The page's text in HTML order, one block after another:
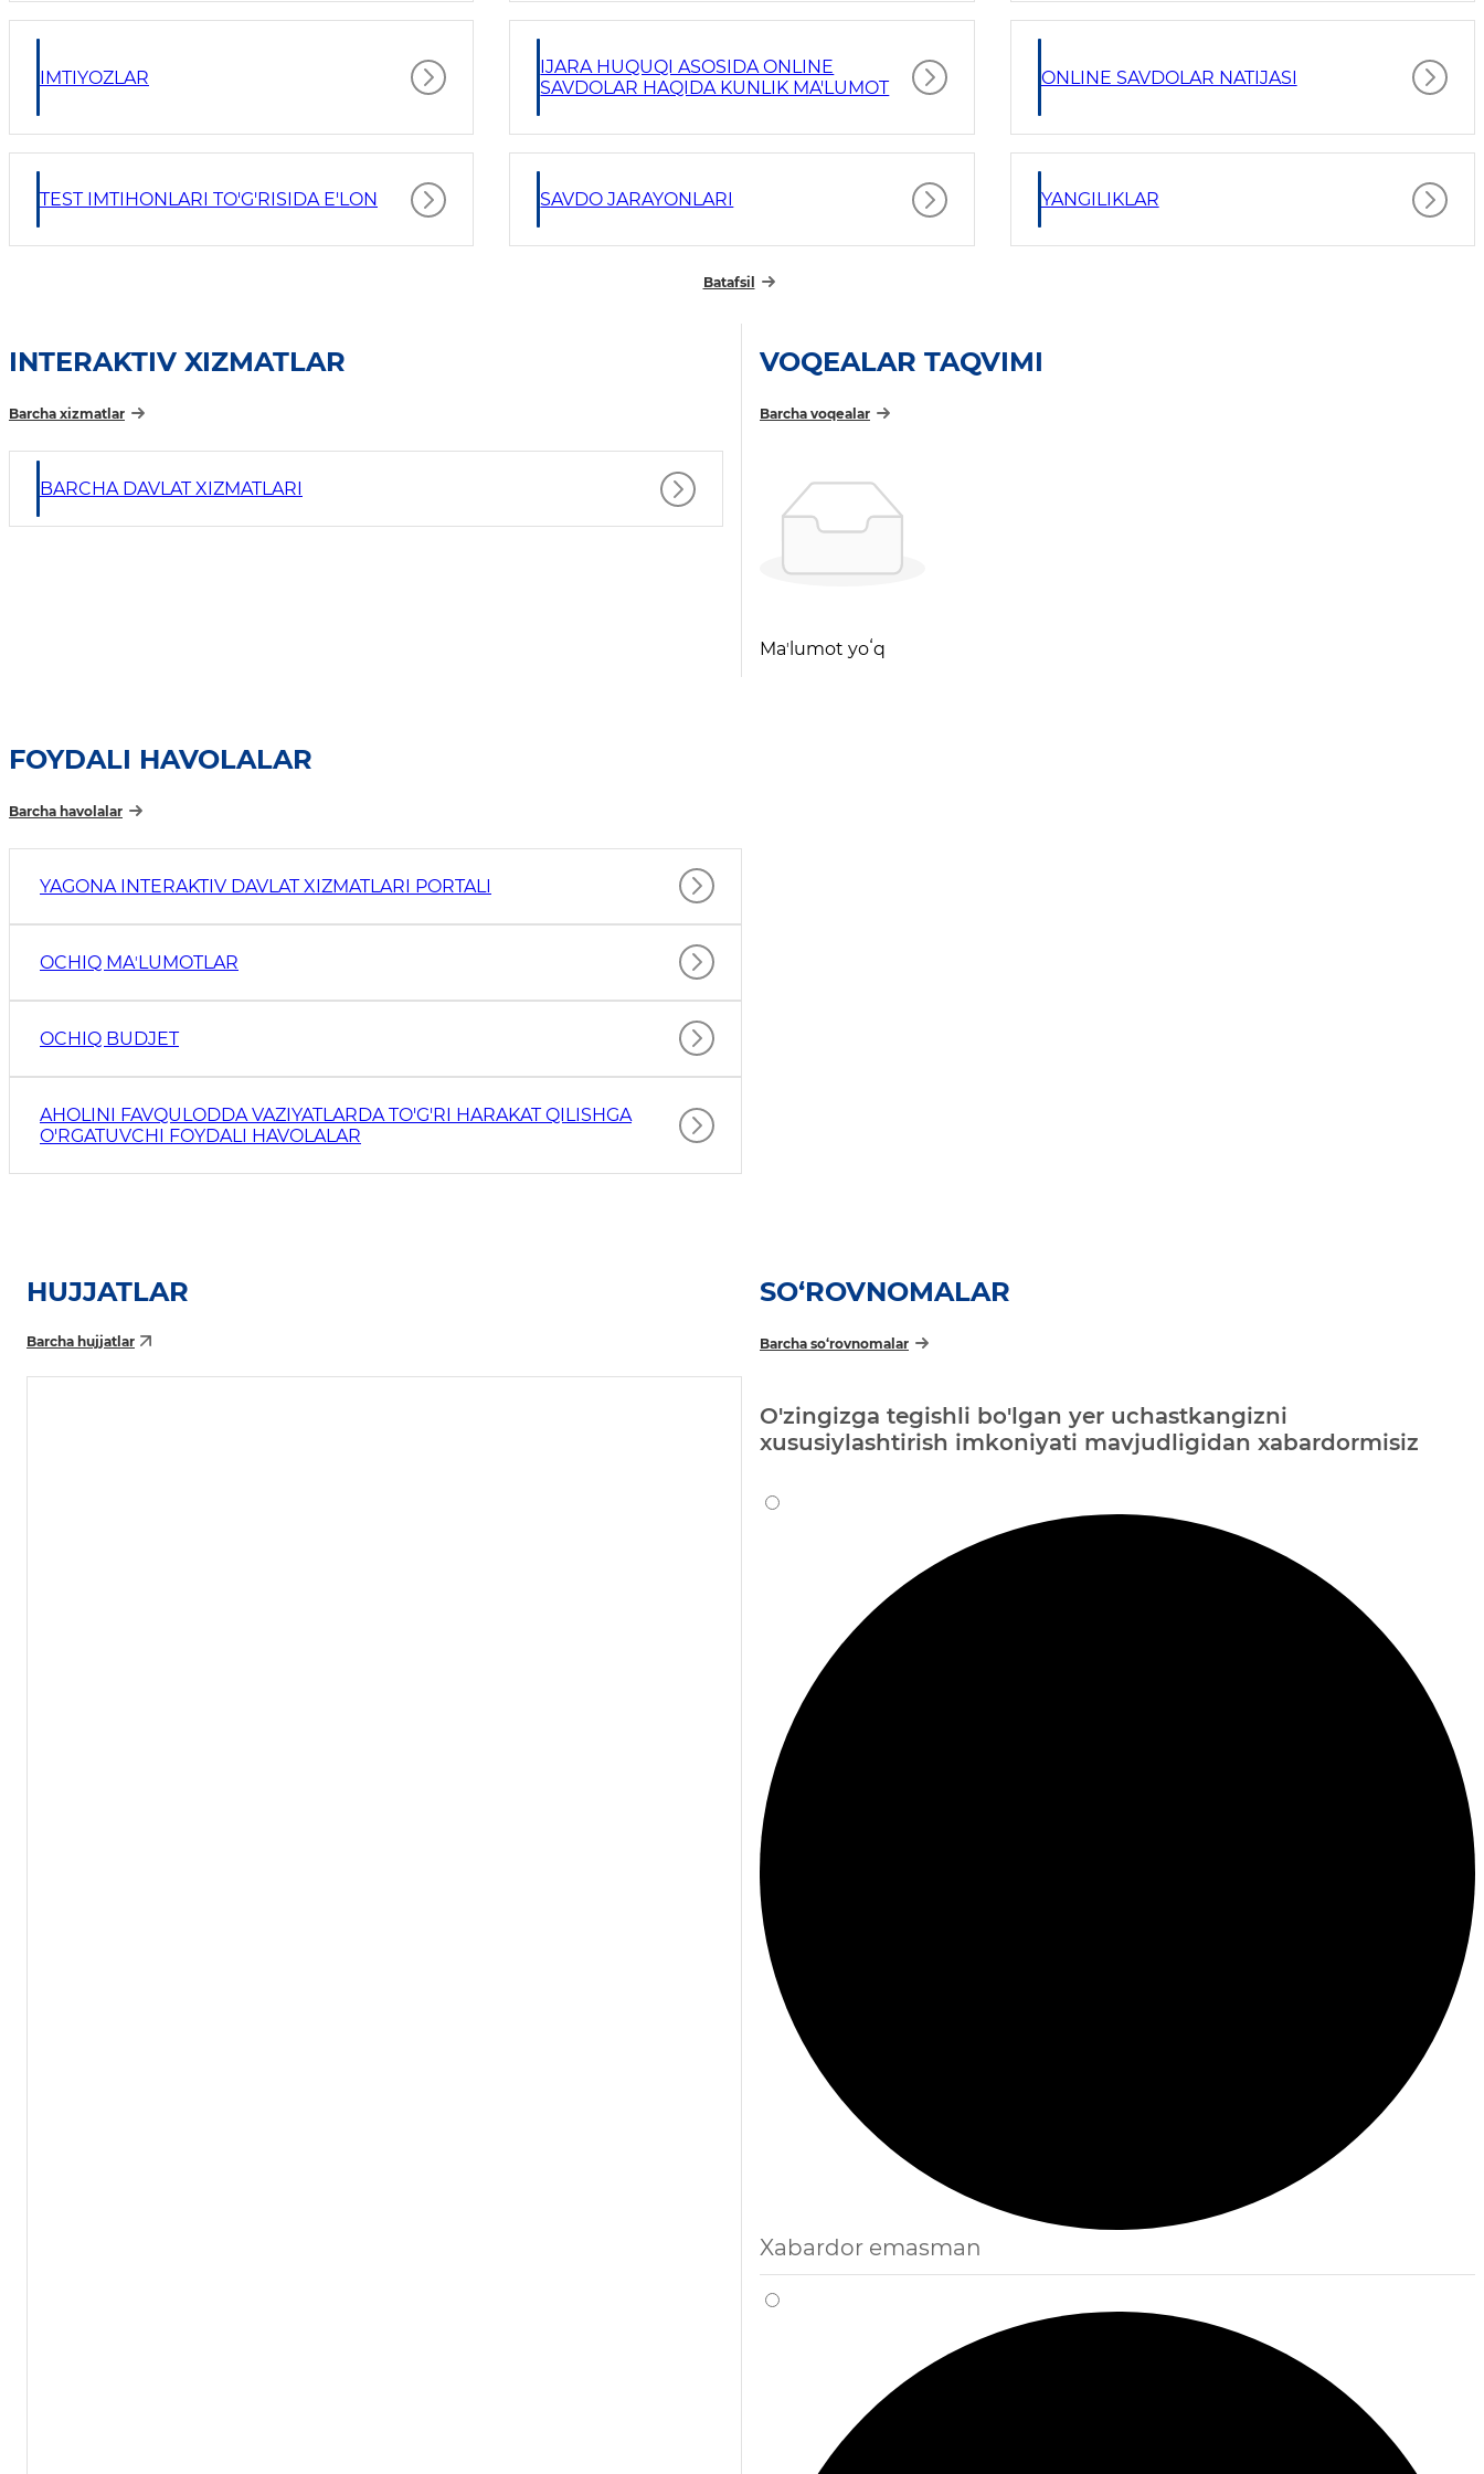
IMTIYOZLAR
IJARA HUQUQI ASOSIDA ONLINE
SAVDOLAR HAQIDA KUNLIK MA'LUMOT
ONLINE SAVDOLAR NATIJASI
TEST IMTIHONLARI TO'G'RISIDA E'LON SAVDO JARAYONLARI YANGILIKLAR
Batafsil
INTERAKTIV XIZMATLAR
Barcha xizmatlar
BARCHA DAVLAT XIZMATLARI
VOQEALAR TAQVIMI
Barcha voqealar
Maʼlumot yoʻq
FOYDALI HAVOLALAR
Barcha havolalar
YAGONA INTERAKTIV DAVLAT XIZMATLARI PORTALI
OCHIQ MAʼLUMOTLAR
OCHIQ BUDJET
AHOLINI FAVQULODDA VAZIYATLARDA TO'G'RI HARAKAT QILISHGA
O'RGATUVCHI FOYDALI HAVOLALAR
HUJJATLAR
Barcha hujjatlar
SO‘ROVNOMALAR
Barcha so‘rovnomalar
O'zingizga tegishli bo'lgan yer uchastkangizni
xususiylashtirish imkoniyati mavjudligidan xabardormisiz
Xabardor emasman